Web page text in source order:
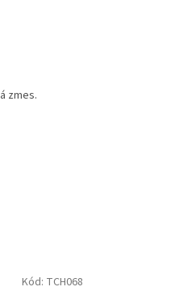
zmes.
Kód: TCH068